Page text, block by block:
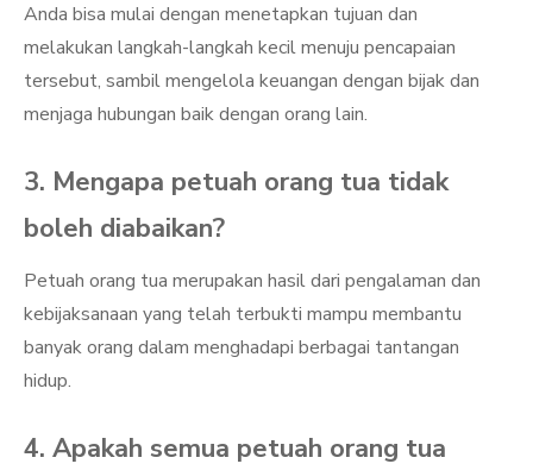
Anda bisa mulai dengan menetapkan tujuan dan
melakukan langkah-langkah kecil menuju pencapaian
tersebut, sambil mengelola keuangan dengan bijak dan
menjaga hubungan baik dengan orang lain.
3. Mengapa petuah orang tua tidak
boleh diabaikan?
Petuah orang tua merupakan hasil dari pengalaman dan
kebijaksanaan yang telah terbukti mampu membantu
banyak orang dalam menghadapi berbagai tantangan
hidup.
4. Apakah semua petuah orang tua